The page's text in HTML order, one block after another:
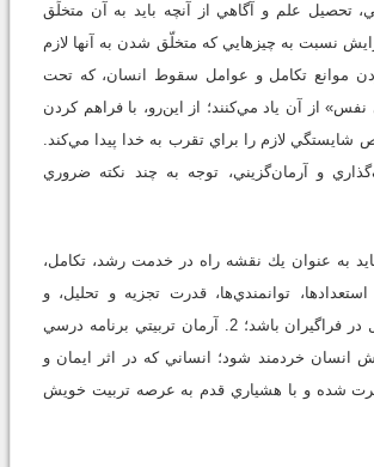
تحصيل علم و آگاهي از آنچه بايد به آن متخلِّق
نسبت به چيزهايي كه متخلّق شدن به آنها لازم
موانع تكامل و عوامل سقوط انسان، كه تحت
از آن ياد مي‌كنند؛ از اين‌رو، با فراهم كردن
شايستگي لازم را براي تقرب به خدا پيدا مي‌كند.
و آرمان‌گزيني، توجه به چند نكته ضروري
به عنوان يك نقشه راه در خدمت رشد، تكامل،
توانمندي‌ها، قدرت تجزيه و تحليل، و
تطابق علم و عمل در فراگيران باشد؛ 2. آرمان تربيتي برنامه درسي
انسان خردمند شود؛ انساني كه در اثر ايمان و
شده و با هشياري قدم به عرصه تربيت خويش